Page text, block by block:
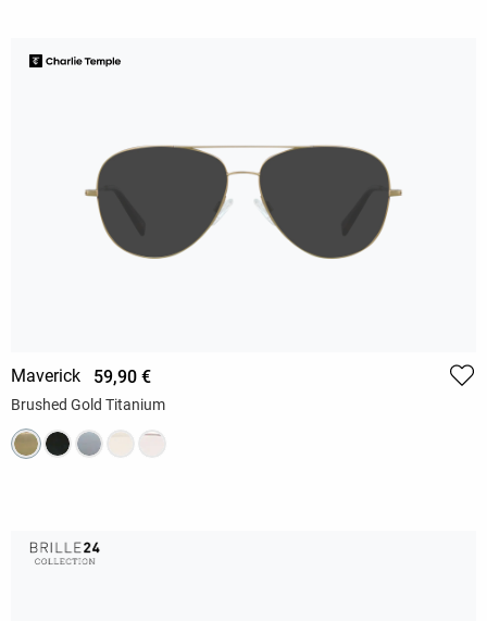
Maverick 59,90 €
Brushed Gold Titanium